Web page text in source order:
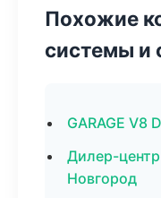
Похожие
системы и
GARAGE V8
Дилер-
Новгород